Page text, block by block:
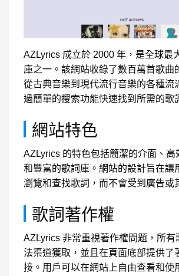
AZLyrics 成立於 2000 年，是全球最
庫之一。該網站收錄了數百萬首歌曲
從古典音樂到現代流行音樂的各種流
過簡單的搜索功能快速找到所需的歌
網站特色
AZLyrics 的特色包括簡潔的介面、高
和豐富的歌詞庫。網站的設計旨在讓
瀏覽和查找歌詞，而不會受到廣告或
歌詞著作權
AZLyrics 非常重視著作權問題，所有
法渠道獲取，並且在頁面底部提供了
接。用戶可以在網站上自由查看和使